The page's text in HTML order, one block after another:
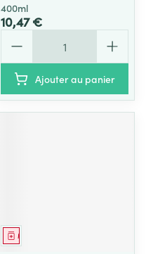
400ml
10,47 €
Ajouter au panier
Médicament